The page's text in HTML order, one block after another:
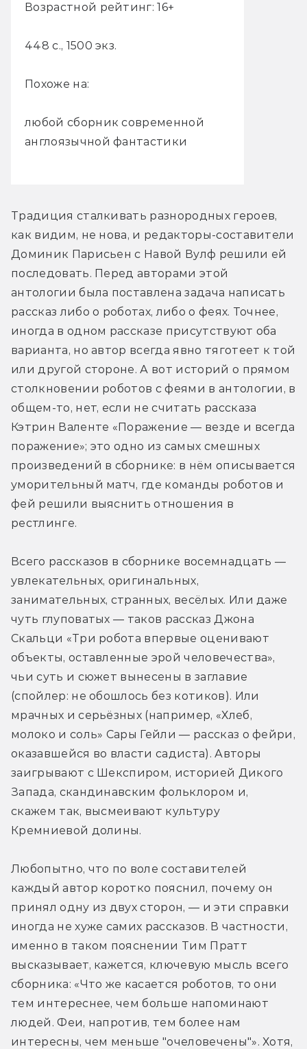
Возрастной рейтинг: 16+
448 с., 1500 экз.
Похоже на:
любой сборник современной
англоязычной фантастики
Традиция сталкивать разнородных героев,
как видим, не нова, и редакторы-составители
Доминик Парисьен с Навой Вулф решили ей
последовать. Перед авторами этой
антологии была поставлена задача написать
рассказ либо о роботах, либо о феях. Точнее,
иногда в одном рассказе присутствуют оба
варианта, но автор всегда явно тяготеет к той
или другой стороне. А вот историй о прямом
столкновении роботов с феями в антологии, в
общем-то, нет, если не считать рассказа
Кэтрин Валенте «Поражение — везде и всегда
поражение»; это одно из самых смешных
произведений в сборнике: в нём описывается
уморительный матч, где команды роботов и
фей решили выяснить отношения в
рестлинге.
Всего рассказов в сборнике восемнадцать —
увлекательных, оригинальных,
занимательных, странных, весёлых. Или даже
чуть глуповатых — таков рассказ Джона
Скальци «Три робота впервые оценивают
объекты, оставленные эрой человечества»,
чьи суть и сюжет вынесены в заглавие
(спойлер: не обошлось без котиков). Или
мрачных и серьёзных (например, «Хлеб,
молоко и соль» Сары Гейли — рассказ о фейри,
оказавшейся во власти садиста). Авторы
заигрывают с Шекспиром, историей Дикого
Запада, скандинавским фольклором и,
скажем так, высмеивают культуру
Кремниевой долины.
Любопытно, что по воле составителей
каждый автор коротко пояснил, почему он
принял одну из двух сторон, — и эти справки
иногда не хуже самих рассказов. В частности,
именно в таком пояснении Тим Пратт
высказывает, кажется, ключевую мысль всего
сборника: «Что же касается роботов, то они
тем интереснее, чем больше напоминают
людей. Феи, напротив, тем более нам
интересны, чем меньше "очеловечены"». Хотя,